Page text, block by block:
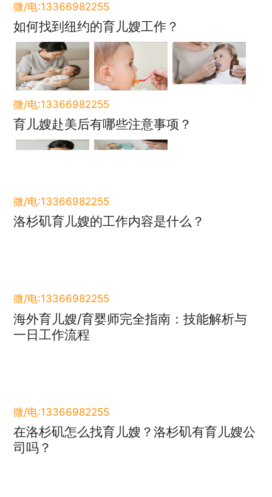
微/电:13366982255
如何找到纽约的育儿嫂工作？
微/电:13366982255
育儿嫂赴美后有哪些注意事项？
微/电:13366982255
洛杉矶育儿嫂的工作内容是什么？
微/电:13366982255
海外育儿嫂/育婴师完全指南：技能解析与
一日工作流程
微/电:13366982255
在洛杉矶怎么找育儿嫂？洛杉矶有育儿嫂公
司吗？